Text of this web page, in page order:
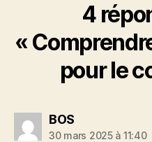
4
«
pour le
BOSdit :
30 mars 2025 à 11:40